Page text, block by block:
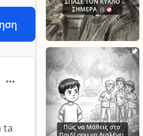
comment_875579
ta